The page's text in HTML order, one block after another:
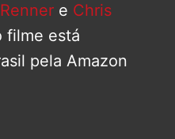
e Chris
filme está
pela Amazon